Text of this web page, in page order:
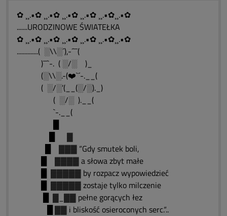
✿ ¸¸.•✿ ¸¸.•✿ ¸¸.•✿ ¸¸.•✿ ¸¸.•✿¸¸.•✿
.......URODZINOWE ŚWIATEŁKA
✿ ¸¸.•✿ ¸¸.•✿ ¸¸.•✿ ¸¸.•✿ ¸¸.•✿¸¸.•✿
..............( ░\\░´),-´¯¯(
)¯¯`-. ( ░/░ )_
(░\\░.-(❤️`´-.__(
( ░/░’(__(░/░)._)
( ░/░ ).__(
`-.__(
█ ▓
█ ▓▓▓ “Gdy smutek boli,
█ ▓▓▓▓ a słowa zbyt małe
█ ▓▓▓▓▓ by rozpacz wypowiedzieć
█ ▓▓▓▓▓ zostaje tylko milczenie
█ ▓_▓▓ pełne gorących łez
█ ▓▓ i bliskość osieroconych serc.“..